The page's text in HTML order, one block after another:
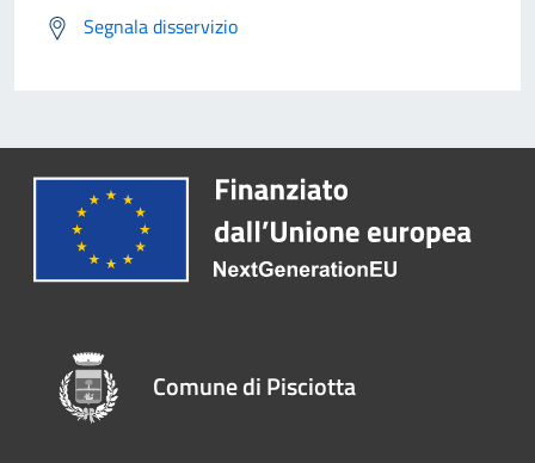
Segnala disservizio
Comune di Pisciotta